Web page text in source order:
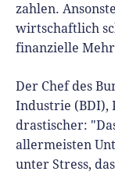
zahlen.
wirtschaftlich
finanzielle
Der Chef des
Industrie (BDI),
drastischer:
allermeisten
unter Stress,